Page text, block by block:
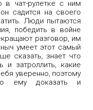
в чат-рулетке с ним
садится на своего
Люди пытаются
победить в войне
разговор, им
умеет этот самый
сказать, знает что
и затроллить, какие
уверенно, поэтому
ему доказать и